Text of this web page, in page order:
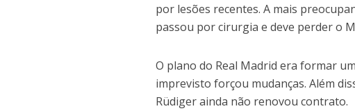
por lesões recentes. A mais
passou por cirurgia e deve perder o
O plano do Real Madrid era formar
imprevisto forçou mudanças. Além
Rüdiger ainda não renovou contrato.